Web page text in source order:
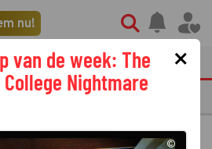
nu!
streaming nieuws
×
van de week: The
Nightmare
©